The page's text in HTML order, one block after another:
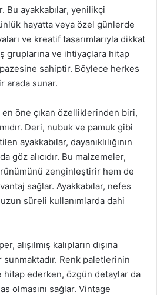
Bu ayakkabılar, yenilikçi
hayatta veya özel günlerde
ve kreatif tasarımlarıyla dikkat
gruplarına ve ihtiyaçlara hitap
sahiptir. Böylece herkes
arada sunar.
en öne çıkan özelliklerinden biri,
Deri, nubuk ve pamuk gibi
ayakkabılar, dayanıklılığının
göz alıcıdır. Bu malzemeler,
zenginleştirir hem de
sağlar. Ayakkabılar, nefes
süreli kullanımlarda dahi
alışılmış kalıpların dışına
Renk paletlerinin
hitap ederken, özgün detaylar da
olmasını sağlar. Vintage